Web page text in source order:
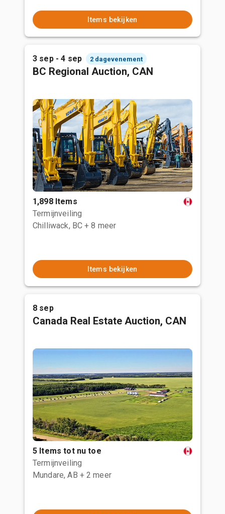
Items bekijken
3 sep - 4 sep 2 dagevenement
BC Regional Auction, CAN
1,898 Items
Termijnveiling
Chilliwack, BC + 8 meer
Items bekijken
8 sep
Canada Real Estate Auction, CAN
5 Items tot nu toe
Termijnveiling
Mundare, AB + 2 meer